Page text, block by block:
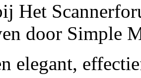
Het
door Simple
elegant,